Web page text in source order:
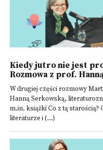
Kiedy jutro nie jest
Rozmowa z prof.
W drugiej części rozmowy
Hanną Serkowską,
m.in. książki Co z tą
literaturze i (...)